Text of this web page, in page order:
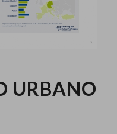
URBANO